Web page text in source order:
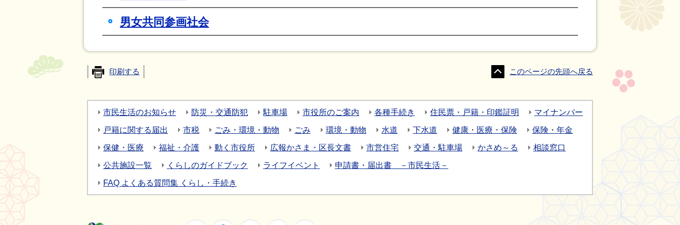
男女共同参画社会
印刷する このページの先頭へ戻る
市民生活のお知らせ 防災・交通防犯 駐車場 市役所のご案内 各種手続き 住民票・戸籍・印鑑証明 マイナンバー
戸籍に関する届出 市税 ごみ・環境・動物 ごみ 環境・動物 水道 下水道 健康・医療・保険 保険・年金
保健・医療 福祉・介護 動く市役所 広報かさま・区長文書 市営住宅 交通・駐車場 かさめ～る 相談窓口
公共施設一覧 くらしのガイドブック ライフイベント 申請書・届出書 －市民生活－
FAQ よくある質問集 くらし・手続き